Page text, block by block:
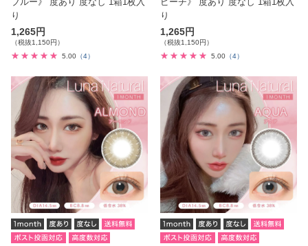
り
1,265円
（税抜1,150円）
5.00 （4）
り
1,265円
（税抜1,150円）
5.00 （4）